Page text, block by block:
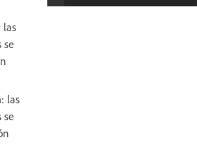
las
se
: las
se